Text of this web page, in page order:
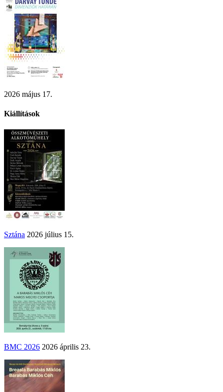
2026 május 17.
Kiállítások
Sztána 2026 július 15.
BMC 2026 2026 április 23.